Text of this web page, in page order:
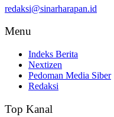
redaksi@sinarharapan.id
Menu
Indeks Berita
Nextizen
Pedoman Media Siber
Redaksi
Top Kanal